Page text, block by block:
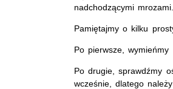
nadchodzącymi
Pamiętajmy o kilku
Po pierwsze, wymieńmy
Po drugie, sprawdźmy
wcześnie, dlatego